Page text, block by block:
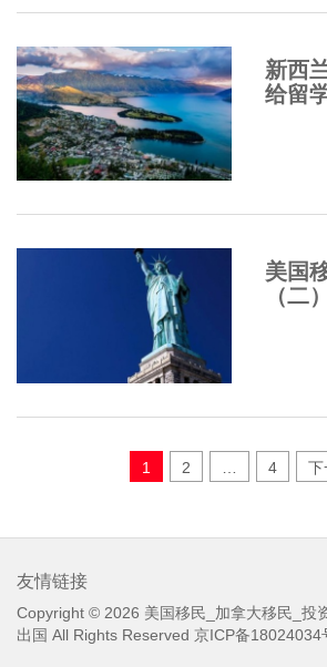
新西
给留
美国
（二）
1 2 4 下
友情链接
Copyright © 2026 美国移民_加拿大移民_投
出国 All Rights Reserved 京ICP备18024034